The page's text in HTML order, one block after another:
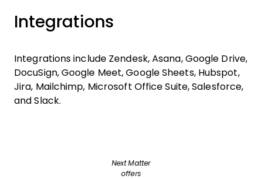
Integrations
Integrations include Zendesk, Asana, Google Drive,
DocuSign, Google Meet, Google Sheets, Hubspot,
Jira, Mailchimp, Microsoft Office Suite, Salesforce,
and Slack.
Next Matter
offers